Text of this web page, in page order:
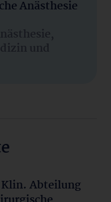
Anästhesie
und
Abteilung